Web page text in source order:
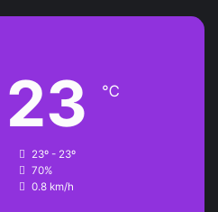
23 ℃
23º - 23º
70%
0.8 km/h